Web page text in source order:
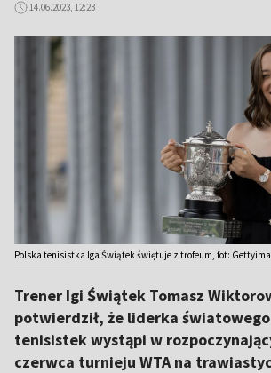
14.06.2023, 12:23
Polska tenisistka Iga Świątek świętuje z trofeum, fot:
Trener Igi Świątek Tomasz
potwierdził, że liderka
tenisistek wystąpi w
czerwca turnieju WTA na